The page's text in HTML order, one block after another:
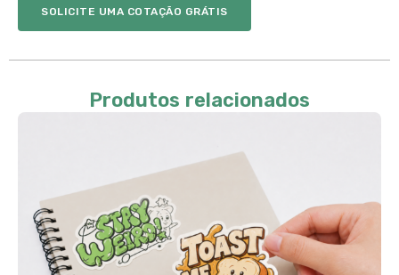
SOLICITE UMA COTAÇÃO GRÁTIS
Produtos relacionados